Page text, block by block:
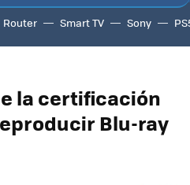
Router Smart TV Sony
la certificación
Blu-ray